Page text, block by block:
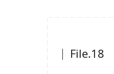
File.18